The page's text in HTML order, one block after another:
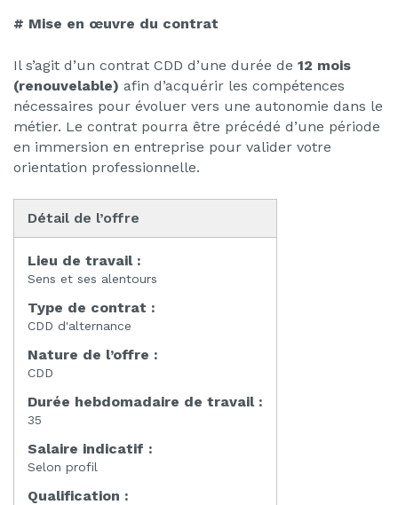
# Mise en œuvre du contrat
Il s’agit d’un contrat CDD d’une durée de 12 mois
(renouvelable) afin d’acquérir les compétences
nécessaires pour évoluer vers une autonomie dans le
métier. Le contrat pourra être précédé d’une période
en immersion en entreprise pour valider votre
orientation professionnelle.
Détail de l’offre
Lieu de travail :
Sens et ses alentours
Type de contrat :
CDD d'alternance
Nature de l’offre :
CDD
Durée hebdomadaire de travail :
35
Salaire indicatif :
Selon profil
Qualification :